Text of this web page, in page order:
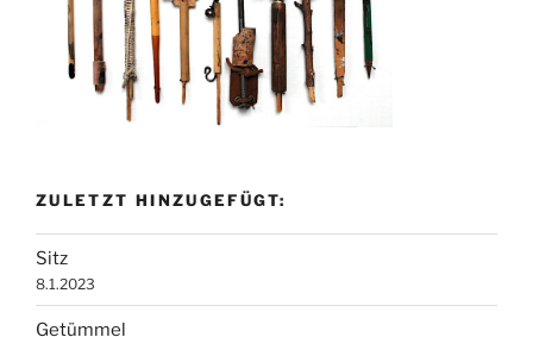
ZULETZT HINZUGEFÜGT:
Sitz
8.1.2023
Getümmel